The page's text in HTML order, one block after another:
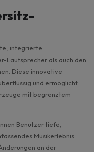
integrierte
Lautsprecher als auch den
Diese innovative
und ermöglicht
mit begrenztem
Benutzer tiefe,
Musikerlebnis
an der